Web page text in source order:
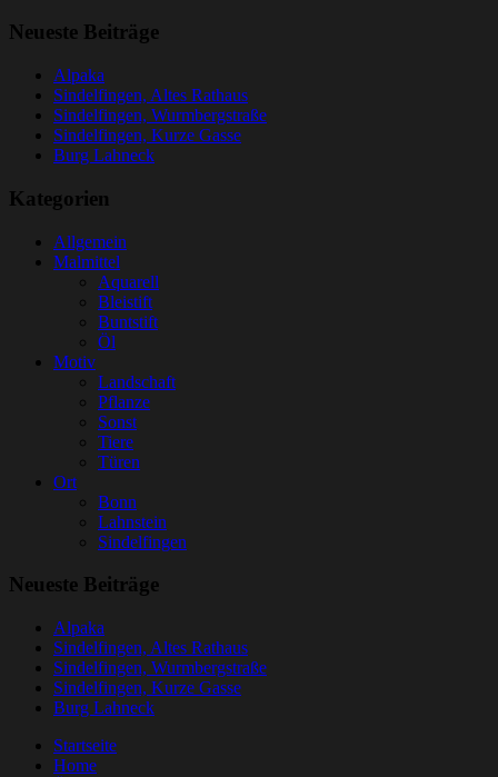
Neueste Beiträge
Alpaka
Sindelfingen, Altes Rathaus
Sindelfingen, Wurmbergstraße
Sindelfingen, Kurze Gasse
Burg Lahneck
Kategorien
Allgemein
Malmittel
Aquarell
Bleistift
Buntstift
Öl
Motiv
Landschaft
Pflanze
Sonst
Tiere
Türen
Ort
Bonn
Lahnstein
Sindelfingen
Neueste Beiträge
Alpaka
Sindelfingen, Altes Rathaus
Sindelfingen, Wurmbergstraße
Sindelfingen, Kurze Gasse
Burg Lahneck
Startseite
Home